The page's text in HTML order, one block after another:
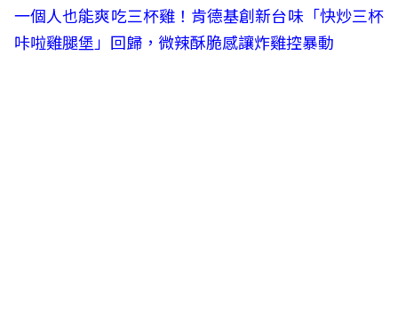
一個人也能爽吃三杯雞！肯德基創新台味「快炒三杯
咔啦雞腿堡」回歸，微辣酥脆感讓炸雞控暴動